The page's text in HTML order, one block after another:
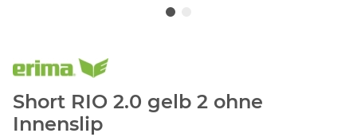
Short RIO 2.0 gelb 2 ohne
Innenslip